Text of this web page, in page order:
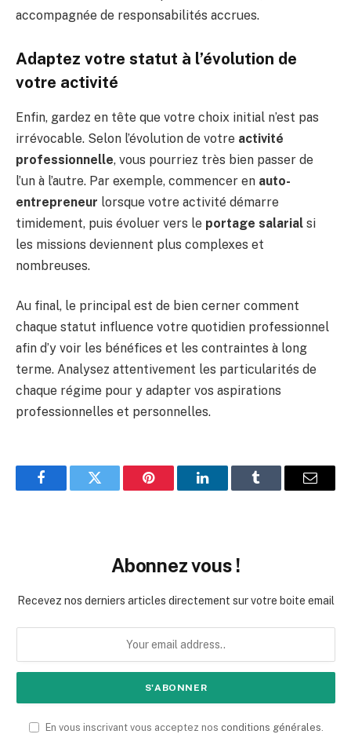
accompagnée de responsabilités accrues.
Adaptez votre statut à l’évolution de
votre activité
Enfin, gardez en tête que votre choix initial n’est pas
irrévocable. Selon l’évolution de votre activité
professionnelle, vous pourriez très bien passer de
l’un à l’autre. Par exemple, commencer en auto-
entrepreneur lorsque votre activité démarre
timidement, puis évoluer vers le portage salarial si
les missions deviennent plus complexes et
nombreuses.
Au final, le principal est de bien cerner comment
chaque statut influence votre quotidien professionnel
afin d’y voir les bénéfices et les contraintes à long
terme. Analysez attentivement les particularités de
chaque régime pour y adapter vos aspirations
professionnelles et personnelles.
FacebookTwitter Pinterest LinkedInTumblr Email
Abonnez vous !
Recevez nos derniers articles directement sur votre boite email
En vous inscrivant vous acceptez nos conditions générales.